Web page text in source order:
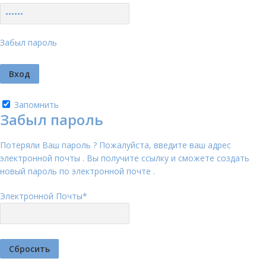
Забыл пароль
Запомнить
Забыл пароль
Потеряли Ваш пароль ? Пожалуйста, введите ваш адрес
электронной почты . Вы получите ссылку и сможете создать
новый пароль по электронной почте .
Электронной Почты*